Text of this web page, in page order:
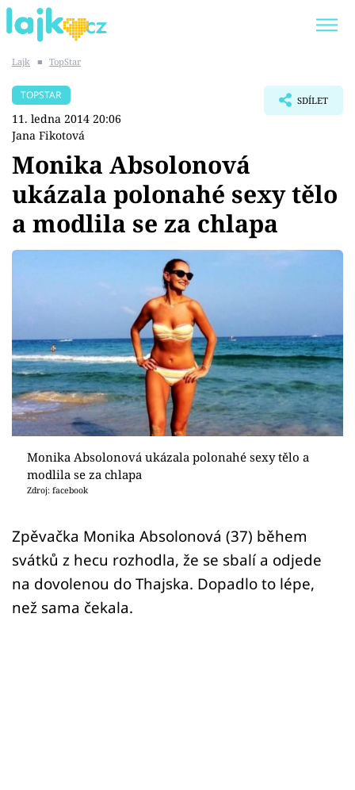
SHOPAHOLICADEL
Témata
Showbyznys
Sex a vztahy
Videa
Sledujte prima+
Přihlášení
Sledujte nás
Lajk ■ TopStar
TOPSTAR
11. ledna 2014 20:06
Jana Fikotová
SDÍLET
Monika Absolonová
ukázala polonahé sexy tělo
a modlila se za chlapa
Monika Absolonová ukázala polonahé sexy tělo a
modlila se za chlapa
Zdroj: facebook
Zpěvačka Monika Absolonová (37) během
svátků z hecu rozhodla, že se sbalí a odjede
na dovolenou do Thajska. Dopadlo to lépe,
než sama čekala.